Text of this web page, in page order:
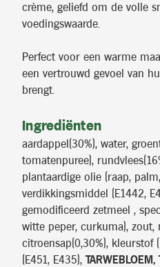
crème, geliefd om de volle
voedingswaarde.
Perfect voor een warme
een vertrouwd gevoel van
brengt.
Ingrediënten
aardappel(30%), water,
tomatenpuree),
plantaardige olie (raap,
verdikkingsmiddel (E1442,
gemodificeerd zetmeel ,
witte peper, curkuma), zout,
citroensap(0,30%), kleurstof
(E451, E435),